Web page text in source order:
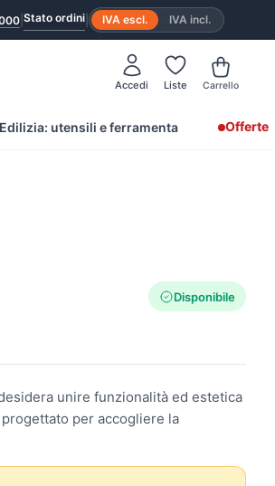
Stato ordini IVA escl. IVA incl.
Accedi Liste Carrello
Edilizia: utensili e ferramenta Offerte
Disponibile
unire funzionalità ed estetica
per accogliere la